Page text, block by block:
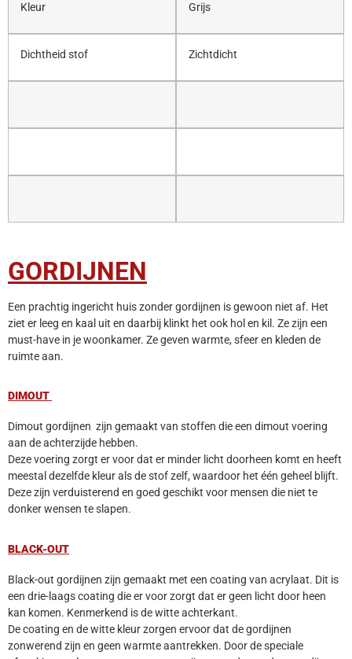
Kleur Grijs
Dichtheid stof Zichtdicht
GORDIJNEN
Een prachtig ingericht huis zonder gordijnen is gewoon niet af. Het
ziet er leeg en kaal uit en daarbij klinkt het ook hol en kil. Ze zijn een
must-have in je woonkamer. Ze geven warmte, sfeer en kleden de
ruimte aan.
DIMOUT
Dimout gordijnen zijn gemaakt van stoffen die een dimout voering
aan de achterzijde hebben.
Deze voering zorgt er voor dat er minder licht doorheen komt en heeft
meestal dezelfde kleur als de stof zelf, waardoor het één geheel blijft.
Deze zijn verduisterend en goed geschikt voor mensen die niet te
donker wensen te slapen.
BLACK-OUT
Black-out gordijnen zijn gemaakt met een coating van acrylaat. Dit is
een drie-laags coating die er voor zorgt dat er geen licht door heen
kan komen. Kenmerkend is de witte achterkant.
De coating en de witte kleur zorgen ervoor dat de gordijnen
zonwerend zijn en geen warmte aantrekken. Door de speciale